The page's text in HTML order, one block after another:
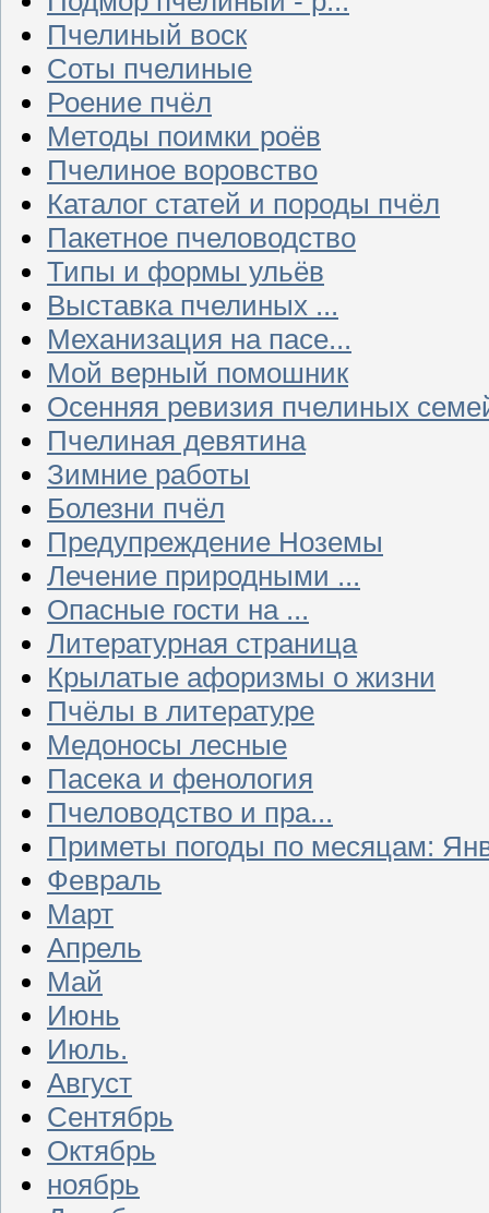
Пчелиный воск
Соты пчелиные
Роение пчёл
Методы поимки роёв
Пчелиное воровство
Каталог статей и породы пчёл
Пакетное пчеловодство
Типы и формы ульёв
Выставка пчелиных ...
Механизация на пасе...
Мой верный помошник
Осенняя ревизия пчелиных
Пчелиная девятина
Зимние работы
Болезни пчёл
Предупреждение Ноземы
Лечение природными ...
Опасные гости на ...
Литературная страница
Крылатые афоризмы о жизни
Пчёлы в литературе
Медоносы лесные
Пасека и фенология
Пчеловодство и пра...
Приметы погоды по месяцам:
Февраль
Март
Апрель
Май
Июнь
Июль.
Август
Сентябрь
Октябрь
ноябрь